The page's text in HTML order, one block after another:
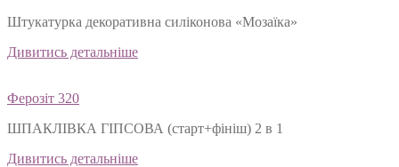
Штукатурка декоративна силіконова «Мозаїка»
Дивитись детальніше
Ферозіт 320
ШПАКЛІВКА ГІПСОВА (старт+фініш) 2 в 1
Дивитись детальніше